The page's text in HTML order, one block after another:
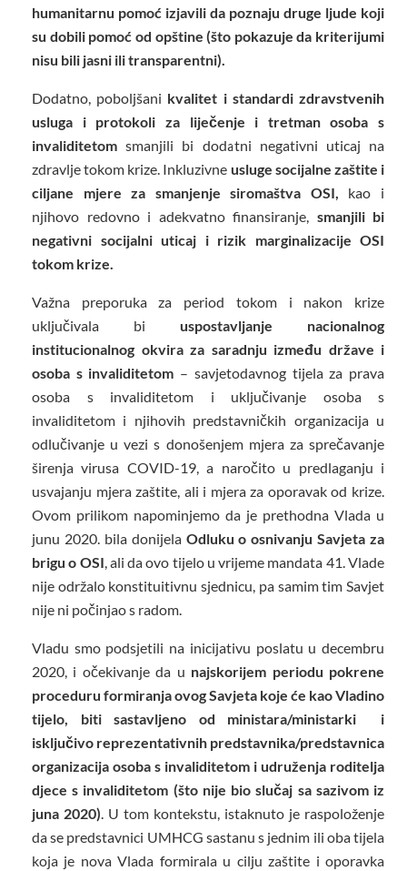
humanitarnu pomoć izjavili da poznaju druge ljude koji
su dobili pomoć od opštine (što pokazuje da kriterijumi
nisu bili jasni ili transparentni).
Dodatno, poboljšani kvalitet i standardi zdravstvenih
usluga i protokoli za liječenje i tretman osoba s
invaliditetom smanjili bi dodatni negativni uticaj na
zdravlje tokom krize. Inkluzivne usluge socijalne zaštite i
ciljane mjere za smanjenje siromaštva OSI, kao i
njihovo redovno i adekvatno finansiranje, smanjili bi
negativni socijalni uticaj i rizik marginalizacije OSI
tokom krize.
Važna preporuka za period tokom i nakon krize
uključivala bi uspostavljanje nacionalnog
institucionalnog okvira za saradnju između države i
osoba s invaliditetom – savjetodavnog tijela za prava
osoba s invaliditetom i uključivanje osoba s
invaliditetom i njihovih predstavničkih organizacija u
odlučivanje u vezi s donošenjem mjera za sprečavanje
širenja virusa COVID-19, a naročito u predlaganju i
usvajanju mjera zaštite, ali i mjera za oporavak od krize.
Ovom prilikom napominjemo da je prethodna Vlada u
junu 2020. bila donijela Odluku o osnivanju Savjeta za
brigu o OSI, ali da ovo tijelo u vrijeme mandata 41. Vlade
nije održalo konstituitivnu sjednicu, pa samim tim Savjet
nije ni počinjao s radom.
Vladu smo podsjetili na inicijativu poslatu u decembru
2020, i očekivanje da u najskorijem periodu pokrene
proceduru formiranja ovog Savjeta koje će kao Vladino
tijelo, biti sastavljeno od ministara/ministarki i
isključivo reprezentativnih predstavnika/predstavnica
organizacija osoba s invaliditetom i udruženja roditelja
djece s invaliditetom (što nije bio slučaj sa sazivom iz
juna 2020). U tom kontekstu, istaknuto je raspoloženje
da se predstavnici UMHCG sastanu s jednim ili oba tijela
koja je nova Vlada formirala u cilju zaštite i oporavka